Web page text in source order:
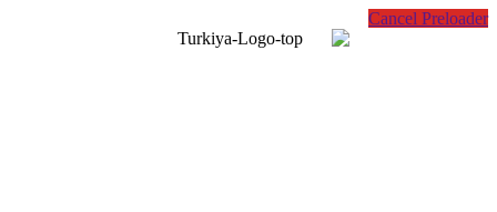
Cancel Preloader